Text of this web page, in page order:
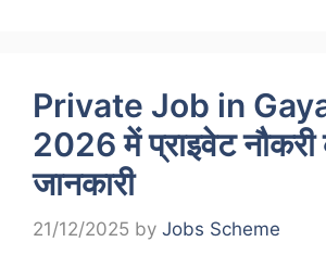
Private Job in
2026 में प्राइवेट नौकरी
जानकारी
21/12/2025 by Jobs Scheme